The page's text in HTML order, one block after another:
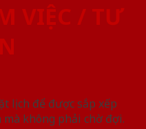
VIỆC / TƯ
lịch để được sắp xếp
không phải chờ đợi.